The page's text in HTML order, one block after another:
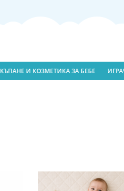
КЪПАНЕ И КОЗМЕТИКА ЗА БЕБЕ